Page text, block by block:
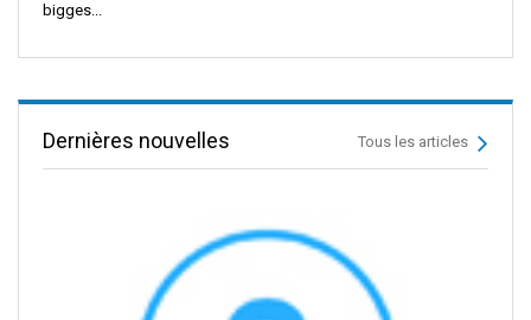
bigges...
Dernières nouvelles Tous les articles